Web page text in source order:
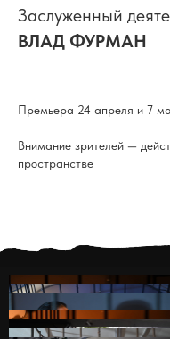
Заслуженный
ВЛАД ФУРМАН
Премьера 24 апреля и 7
Внимание зрителей —
пространстве